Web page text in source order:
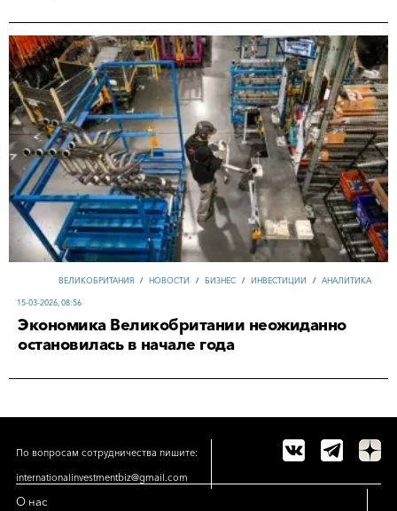
ВЕЛИКОБРИТАНИЯ / НОВОСТИ / БИЗНЕС / ИНВЕСТИЦИИ / АНАЛИТИКА
15-03-2026, 08:56
Экономика Великобритании неожиданно
остановилась в начале года
По вопросам сотрудничества пишите:
internationalinvestmentbiz@gmail.com
О нас